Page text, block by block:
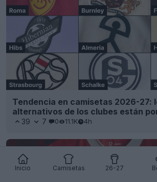
Inicio Camisetas 26-27
Tendencia en camisetas 2026-27:
alternativos de los clubes están
39 7 0 11.1K 4h